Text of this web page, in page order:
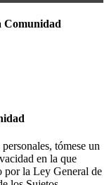
Comunidad
tómese un
en la que
por la Ley General de